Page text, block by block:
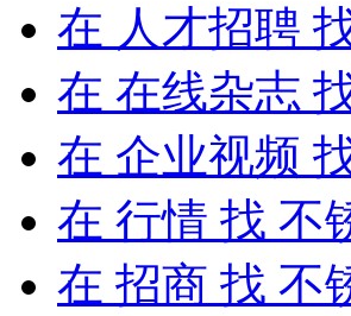
在 人才招聘
在 在线杂志
在 企业视频
在 行情 找 不
在 招商 找 不